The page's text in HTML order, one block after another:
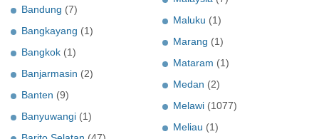
Bandung (7)
Bangkayang (1)
Bangkok (1)
Banjarmasin (2)
Banten (9)
Banyuwangi (1)
Maluku (1)
Marang (1)
Mataram (1)
Medan (2)
Melawi (1077)
Meliau (1)